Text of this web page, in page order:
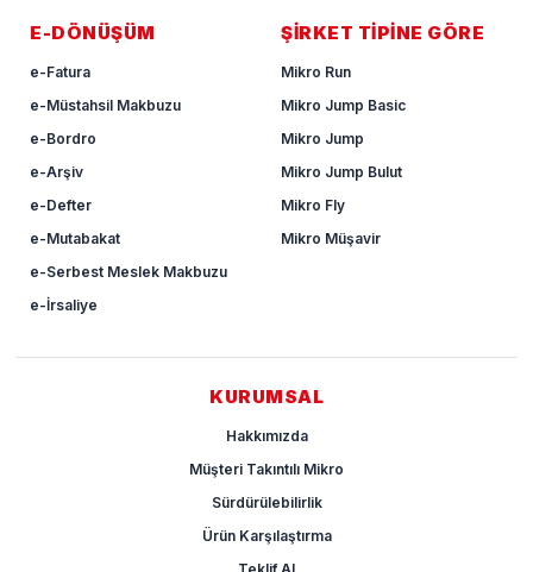
E-DÖNÜŞÜM
e-Fatura
e-Müstahsil Makbuzu
e-Bordro
e-Arşiv
e-Defter
e-Mutabakat
e-Serbest Meslek Makbuzu
e-İrsaliye
ŞİRKET TİPİNE GÖRE
Mikro Run
Mikro Jump Basic
Mikro Jump
Mikro Jump Bulut
Mikro Fly
Mikro Müşavir
KURUMSAL
Hakkımızda
Müşteri Takıntılı Mikro
Sürdürülebilirlik
Ürün Karşılaştırma